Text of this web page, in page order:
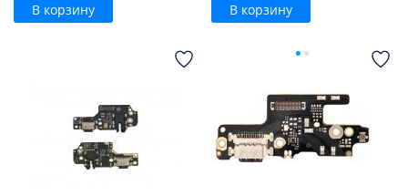
В корзину В корзину